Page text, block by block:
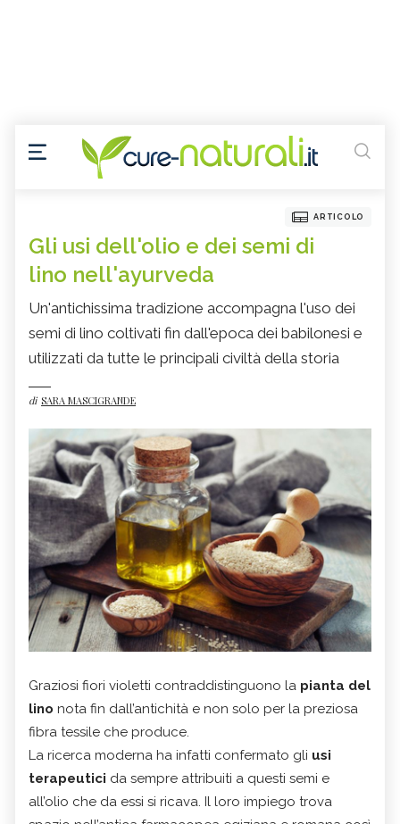
ARTICOLO
Gli usi dell'olio e dei semi di
lino nell'ayurveda
Un'antichissima tradizione accompagna l'uso dei
semi di lino coltivati fin dall'epoca dei babilonesi e
utilizzati da tutte le principali civiltà della storia
di SARA MASCIGRANDE
Graziosi fiori violetti contraddistinguono la pianta del
lino nota fin dall’antichità e non solo per la preziosa
fibra tessile che produce.
La ricerca moderna ha infatti confermato gli usi
terapeutici da sempre attribuiti a questi semi e
all’olio che da essi si ricava. Il loro impiego trova